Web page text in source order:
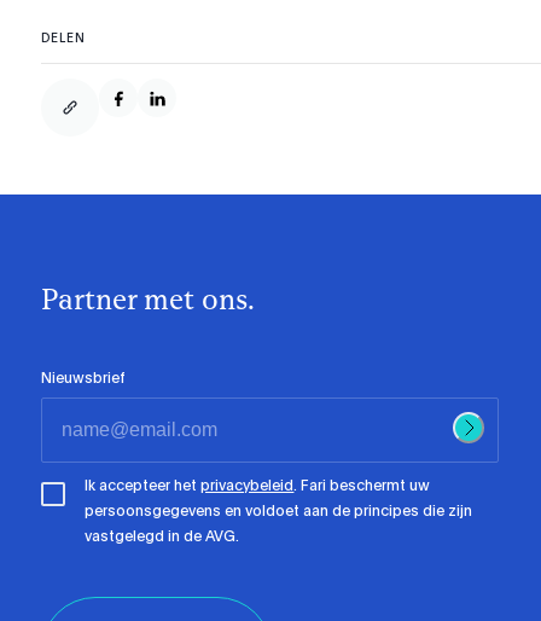
DELEN
Partner met ons.
Nieuwsbrief
Ik accepteer hetprivacybeleid. Fari beschermt uw
persoonsgegevens en voldoet aan de principes die zijn
vastgelegd in de AVG.